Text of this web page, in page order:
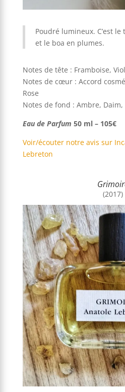
Poudré lumineux. C’est
et le boa en plumes.
Notes de tête : Framboise,
Notes de cœur : Accord
Rose
Notes de fond : Ambre, Daim,
Eau de Parfum 50 ml – 105€
Voir/écouter notre avis sur
Lebreton
(2017)